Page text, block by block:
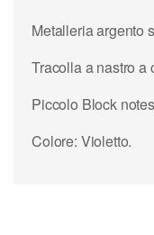
Metalleria argento
Tracolla a nastro a
Piccolo Block
Colore: Violetto.